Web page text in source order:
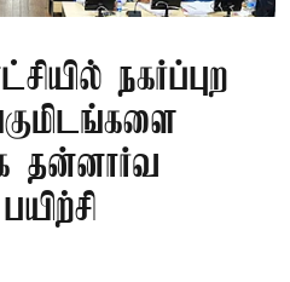
நகர்ப்புற
தன்னார்வ